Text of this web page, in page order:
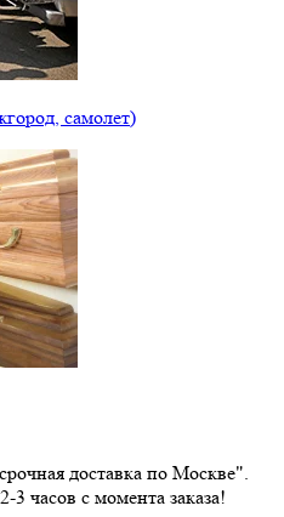
самолет)
доставка по Москве".
3 часов с момента заказа!